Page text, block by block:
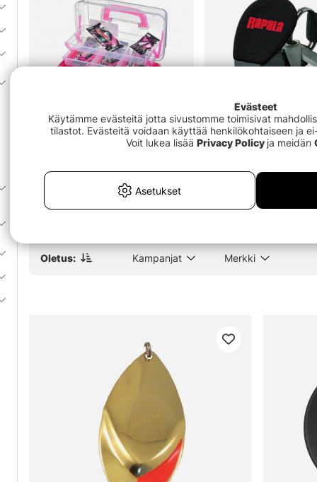
Pink
€22.90
Rapala Linklippare
Oletus: Kampanjat Merkki
Evästeet
Käytämme evästeitä jotta sivustomme toimisivat
tilastot. Evästeitä voidaan käyttää henkilökohtaiseen ja
Voit lukea lisää Privacy Policy ja meidän
Asetukset